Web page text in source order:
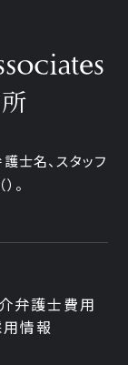
士名、 スタッフ
（）。
弁護士費用
情報